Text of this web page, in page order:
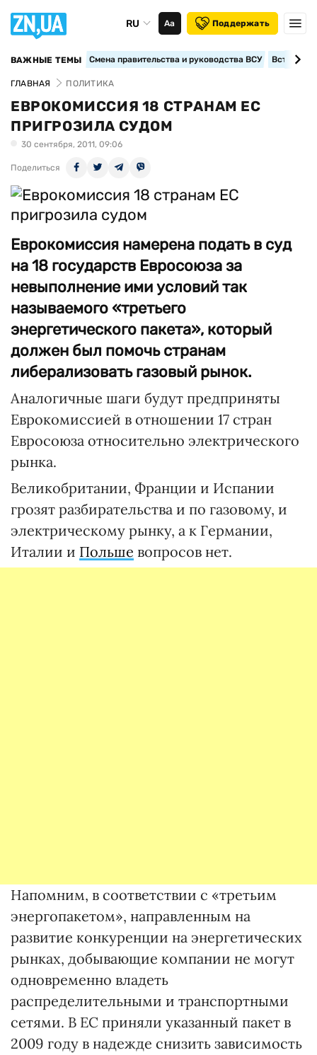
RU Аа Поддержать
ВАЖНЫЕ ТЕМЫ Смена правительства и руководства ВСУ
ГЛАВНАЯ ПОЛИТИКА
ЕВРОКОМИССИЯ 18 СТРАНАМ ЕС
ПРИГРОЗИЛА СУДОМ
30 сентября, 2011, 09:06
Поделиться
Еврокомиссия намерена подать в суд
на 18 государств Евросоюза за
невыполнение ими условий так
называемого «третьего
энергетического пакета», который
должен был помочь странам
либерализовать газовый рынок.
Аналогичные шаги будут предприняты
Еврокомиссией в отношении 17 стран
Евросоюза относительно электрического
рынка.
Великобритании, Франции и Испании
грозят разбирательства и по газовому, и
электрическому рынку, а к Германии,
Италии и Польше вопросов нет.
Напомним, в соответствии с «третьим
энергопакетом», направленным на
развитие конкуренции на энергетических
рынках, добывающие компании не могут
одновременно владеть
распределительными и транспортными
сетями. В ЕС приняли указанный пакет в
2009 году в надежде снизить зависимость